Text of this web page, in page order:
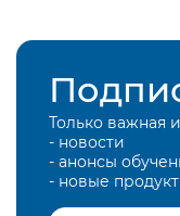
Только важная
- новости
- анонсы
- новые